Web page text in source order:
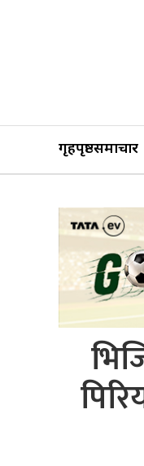
गृहपृष्ठसमाचार